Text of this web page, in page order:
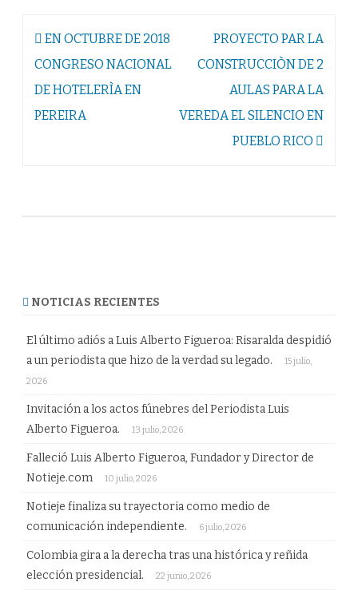
Navegación
de
entradas
EN OCTUBRE DE 2018
CONGRESO NACIONAL
DE HOTELERÌA EN
PEREIRA
PROYECTO PAR LA
CONSTRUCCIÒN DE 2
AULAS PARA LA
VEREDA EL SILENCIO EN
PUEBLO RICO
NOTICIAS RECIENTES
El último adiós a Luis Alberto Figueroa: Risaralda despidió
a un periodista que hizo de la verdad su legado.
15 julio,
2026
Invitación a los actos fúnebres del Periodista Luis
Alberto Figueroa.
13 julio, 2026
Falleció Luis Alberto Figueroa, Fundador y Director de
Notieje.com
10 julio, 2026
Notieje finaliza su trayectoria como medio de
comunicación independiente.
6 julio, 2026
Colombia gira a la derecha tras una histórica y reñida
elección presidencial.
22 junio, 2026